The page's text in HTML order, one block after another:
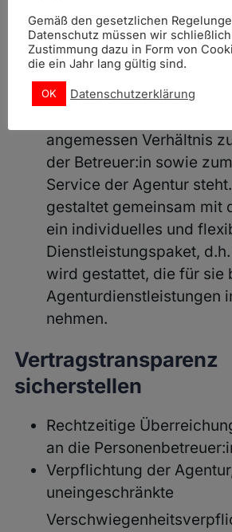
aus wichtigem Grund)
Betreuer:in eine voraus
Vermittlungsgebühr
Die Agentur sorgt dafür,
angemessen Verhältnis
der Betreuer:in sowie
Service der Agentur
gestaltet gemeinsam mit
ein individuelles und
Dienstleistungspaket,
wird gestattet, die für sie
Agenturdienstleistungen
nehmen.
Vertragstransparenz
sicherstellen
Rechtzeitige
an die
Verpflichtung der
uneingeschränkte
Gemäß den gesetzlichen
Datenschutz müssen wir
Zustimmung dazu in Form von
die ein Jahr lang gültig sind.
OK Datenschutzerklärung